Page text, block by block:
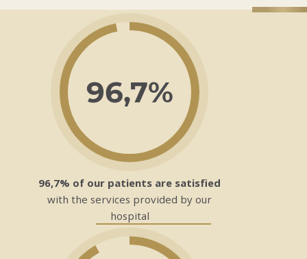
96,7%
96,7% of our patients are satisfied
with the services provided by our
hospital